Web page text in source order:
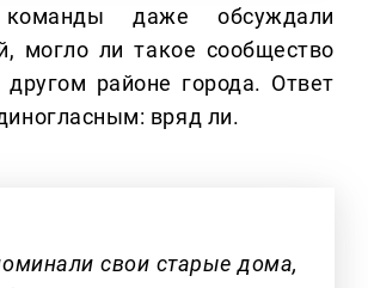
команды даже обсуждали
могло ли такое сообщество
другом районе города. Ответ
вряд ли.
свои старые дома,